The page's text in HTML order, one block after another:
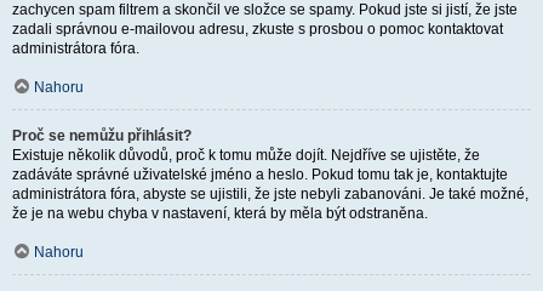
zachycen spam filtrem a skončil ve složce se spamy. Pokud jste si jistí, že jste
zadali správnou e-mailovou adresu, zkuste s prosbou o pomoc kontaktovat
administrátora fóra.
Nahoru
Proč se nemůžu přihlásit?
Existuje několik důvodů, proč k tomu může dojít. Nejdříve se ujistěte, že
zadáváte správné uživatelské jméno a heslo. Pokud tomu tak je, kontaktujte
administrátora fóra, abyste se ujistili, že jste nebyli zabanováni. Je také možné,
že je na webu chyba v nastavení, která by měla být odstraněna.
Nahoru